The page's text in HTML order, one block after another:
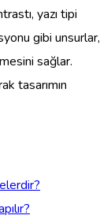
yazı tipi
gibi unsurlar,
sağlar.
tasarımın